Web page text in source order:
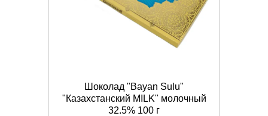
Шоколад "Bayan Sulu"
"Казахстанский MILK" молочный
32.5% 100 г